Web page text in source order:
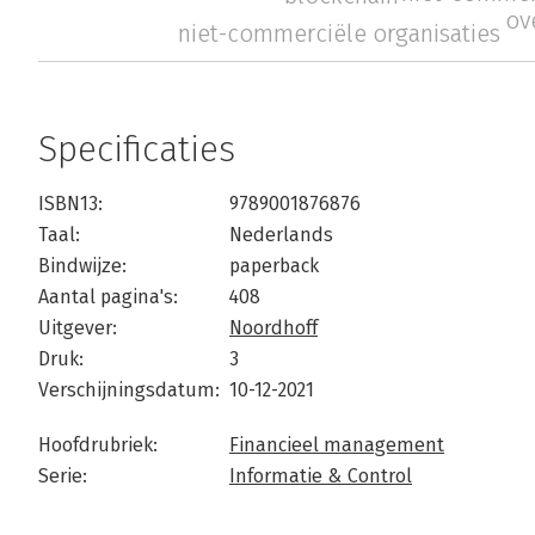
niet-commerciële organisaties
Specificaties
ISBN13:
9789001876876
Taal:
Nederlands
Bindwijze:
paperback
Aantal pagina's:
408
Uitgever:
Noordhoff
Druk:
3
Verschijningsdatum: 10-12-2021
Hoofdrubriek:
Financieel management
Serie:
Informatie & Control